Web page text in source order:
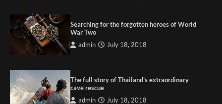
Searching for the forgotten heroes of World
War Two
admin July 18, 2018
The full story of Thailand’s extraordinary
cave rescue
admin July 18, 2018